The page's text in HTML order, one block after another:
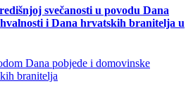
svečanosti u povodu Dana
i Dana hrvatskih branitelja u